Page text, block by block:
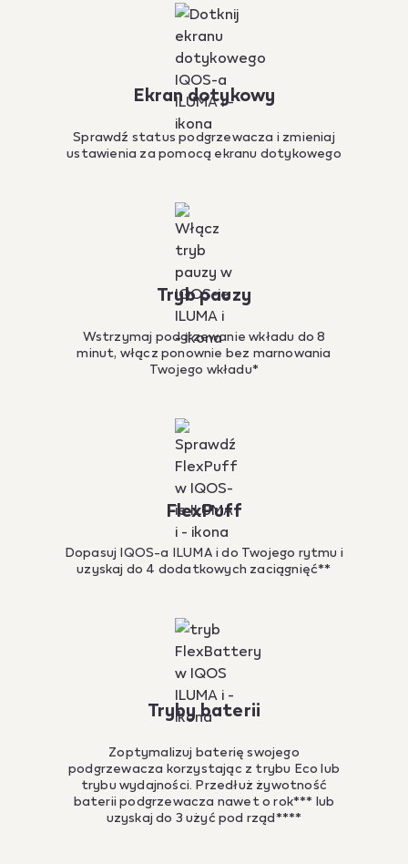
Ekran dotykowy
Sprawdź status podgrzewacza i zmieniaj
ustawienia za pomocą ekranu dotykowego
Tryb pauzy
Wstrzymaj podgrzewanie wkładu do 8
minut, włącz ponownie bez marnowania
Twojego wkładu*
FlexPuff
Dopasuj IQOS-a ILUMA i do Twojego rytmu i
uzyskaj do 4 dodatkowych zaciągnięć**
Tryby baterii
Zoptymalizuj baterię swojego
podgrzewacza korzystając z trybu Eco lub
trybu wydajności. Przedłuż żywotność
baterii podgrzewacza nawet o rok*** lub
uzyskaj do 3 użyć pod rząd****